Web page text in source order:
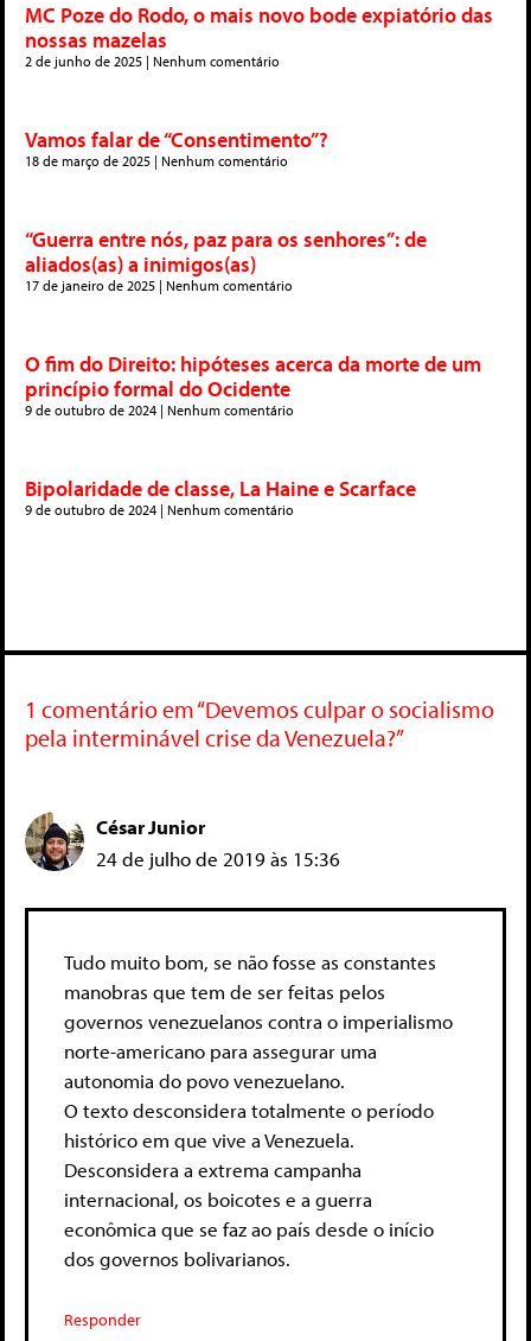
MC Poze do Rodo, o mais novo bode expiatório das
nossas mazelas
2 de junho de 2025 Nenhum comentário
Vamos falar de “Consentimento”?
18 de março de 2025 Nenhum comentário
“Guerra entre nós, paz para os senhores”: de
aliados(as) a inimigos(as)
17 de janeiro de 2025 Nenhum comentário
O fim do Direito: hipóteses acerca da morte de um
princípio formal do Ocidente
9 de outubro de 2024 Nenhum comentário
Bipolaridade de classe, La Haine e Scarface
9 de outubro de 2024 Nenhum comentário
1 comentário em “Devemos culpar o socialismo
pela interminável crise da Venezuela?”
César Junior
24 de julho de 2019 às 15:36
Tudo muito bom, se não fosse as constantes
manobras que tem de ser feitas pelos
governos venezuelanos contra o imperialismo
norte-americano para assegurar uma
autonomia do povo venezuelano.
O texto desconsidera totalmente o período
histórico em que vive a Venezuela.
Desconsidera a extrema campanha
internacional, os boicotes e a guerra
econômica que se faz ao país desde o início
dos governos bolivarianos.
Responder